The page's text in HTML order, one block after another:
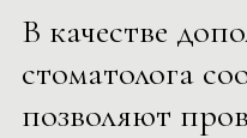
В качестве
стоматолога
позволяют